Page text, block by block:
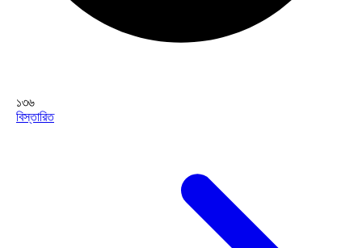
১৩৬
বিস্তারিত